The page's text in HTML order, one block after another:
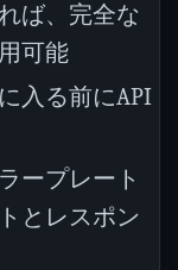
ば、完全な
可能
入る前にAPI
ープレート
とレスポン